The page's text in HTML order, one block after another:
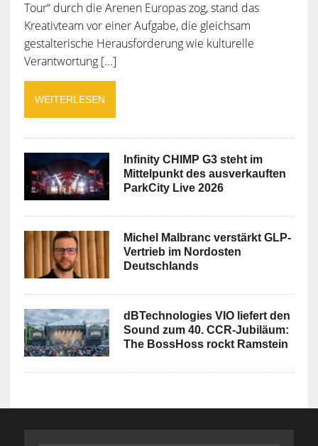
Tour“ durch die Arenen Europas zog, stand das
Kreativteam vor einer Aufgabe, die gleichsam
gestalterische Herausforderung wie kulturelle
Verantwortung [...]
WEITERLESEN
Infinity CHIMP G3 steht im
Mittelpunkt des ausverkauften
ParkCity Live 2026
Michel Malbranc verstärkt GLP-
Vertrieb im Nordosten
Deutschlands
dBTechnologies VIO liefert den
Sound zum 40. CCR-Jubiläum:
The BossHoss rockt Ramstein